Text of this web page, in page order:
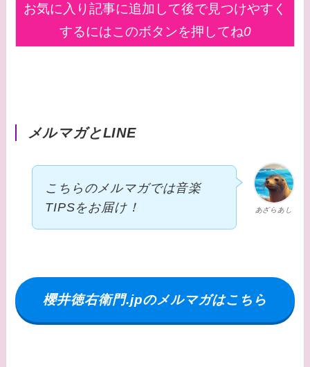
お気に入り記事に追加して後で見つけやすく
するにはこのボタンを押してね0
メルマガとLINE
あざらあし
こちらのメルマガでは音楽
TIPSをお届け！
櫻井徳右衛門.jpのメルマガはこちら